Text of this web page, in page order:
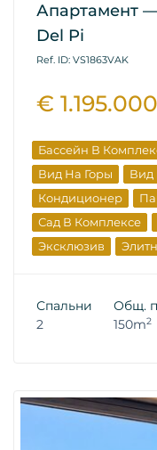
Апартамент —
Del Pi
Ref. ID: VS1863VAK
€ 1.195.000
Бассейн В
Вид На Горы
Вид
Кондиционер
Сад В Комплексе
Эксклюзив
Спальни
2
Общ.
150m2